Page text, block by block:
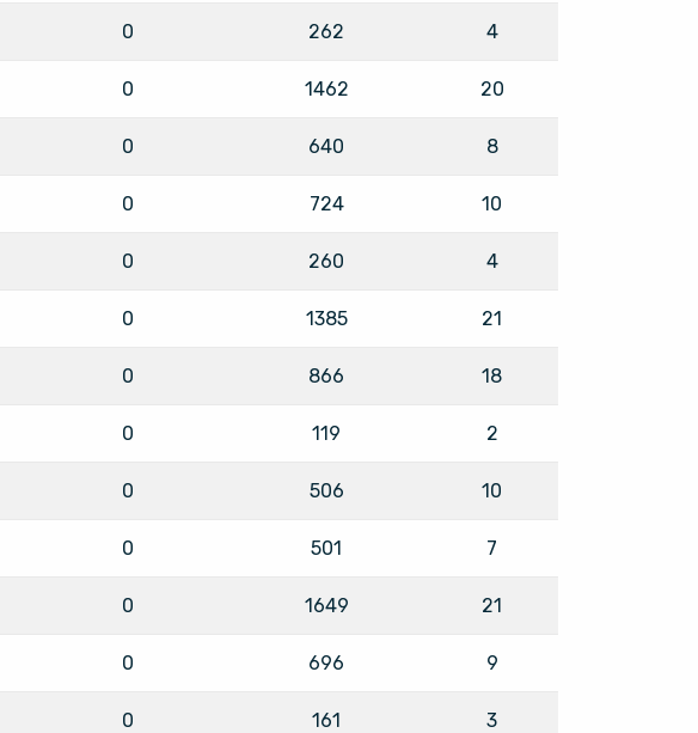
0 262 4
0 1462 20
0 640 8
0 724 10
0 260 4
0 1385 21
0 866 18
0 119 2
0 506 10
0 501 7
0 1649 21
0 696 9
0 161 3